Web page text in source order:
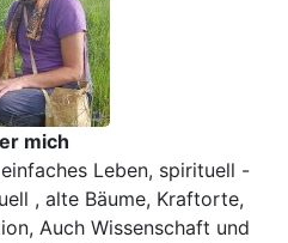
mich
Leben, spirituell -
, alte Bäume, Kraftorte,
Auch Wissenschaft und